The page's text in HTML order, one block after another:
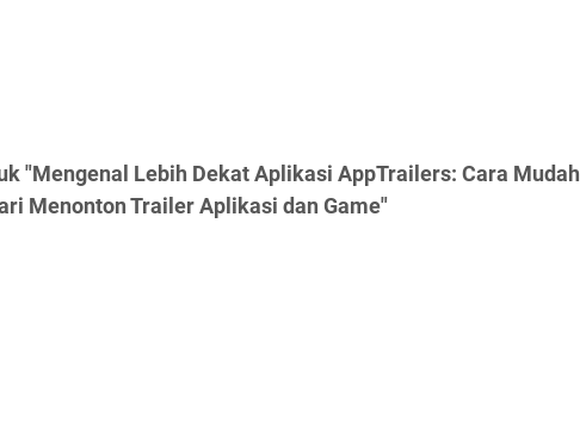
"Mengenal Lebih Dekat Aplikasi AppTrailers: Cara Mudah
Menonton Trailer Aplikasi dan Game"